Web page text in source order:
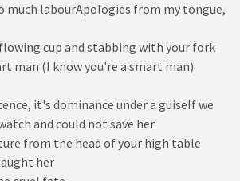
much labourApologies from my tongue,
cup and stabbing with your fork
man (I know you're a smart man)
it's dominance under a guiseIf we
and could not save her
from the head of your high table
her